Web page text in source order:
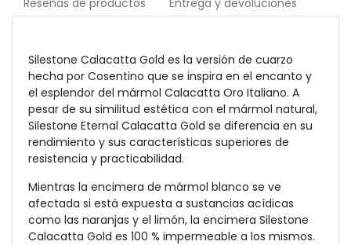
Reseñas de productos
Entrega y devoluciones
Silestone Calacatta Gold es la versión de cuarzo
hecha por Cosentino que se inspira en el encanto y
el esplendor del mármol Calacatta Oro Italiano. A
pesar de su similitud estética con el mármol natural,
Silestone Eternal Calacatta Gold se diferencia en su
rendimiento y sus características superiores de
resistencia y practicabilidad.
Mientras la encimera de mármol blanco se ve
afectada si está expuesta a sustancias acídicas
como las naranjas y el limón, la encimera Silestone
Calacatta Gold es 100 % impermeable a los mismos.